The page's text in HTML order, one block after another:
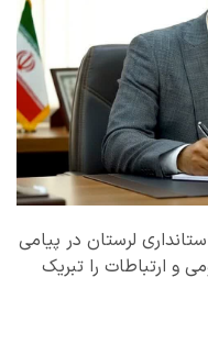
لرستان در پیامی
و ارتباطات را تبریک